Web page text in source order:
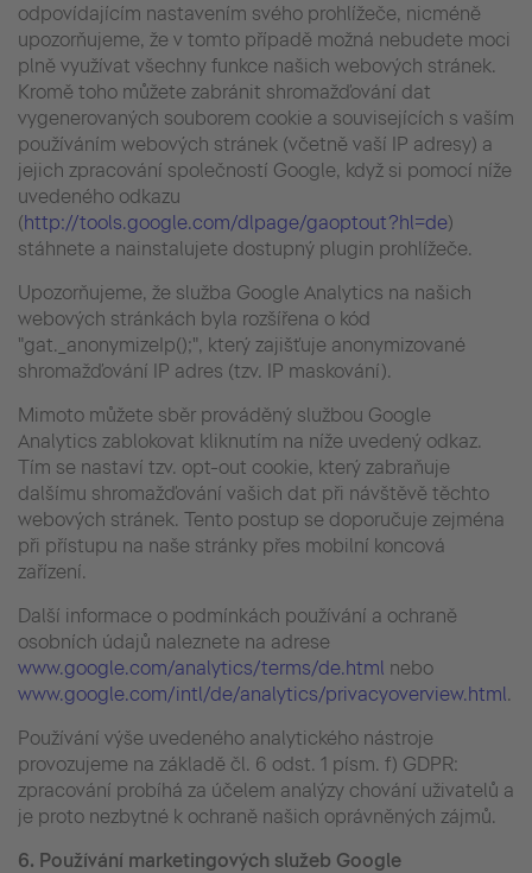
odpovídajícím nastavením svého prohlížeče, nicméně
upozorňujeme, že v tomto případě možná nebudete moci
plně využívat všechny funkce našich webových stránek.
Kromě toho můžete zabránit shromažďování dat
vygenerovaných souborem cookie a souvisejících s vaším
používáním webových stránek (včetně vaší IP adresy) a
jejich zpracování společností Google, když si pomocí níže
uvedeného odkazu
(http://tools.google.com/dlpage/gaoptout?hl=de)
stáhnete a nainstalujete dostupný plugin prohlížeče.
Upozorňujeme, že služba Google Analytics na našich
webových stránkách byla rozšířena o kód
"gat._anonymizeIp();", který zajišťuje anonymizované
shromažďování IP adres (tzv. IP maskování).
Mimoto můžete sběr prováděný službou Google
Analytics zablokovat kliknutím na níže uvedený odkaz.
Tím se nastaví tzv. opt-out cookie, který zabraňuje
dalšímu shromažďování vašich dat při návštěvě těchto
webových stránek. Tento postup se doporučuje zejména
při přístupu na naše stránky přes mobilní koncová
zařízení.
Další informace o podmínkách používání a ochraně
osobních údajů naleznete na adrese
www.google.com/analytics/terms/de.html nebo
www.google.com/intl/de/analytics/privacyoverview.html.
Používání výše uvedeného analytického nástroje
provozujeme na základě čl. 6 odst. 1 písm. f) GDPR:
zpracování probíhá za účelem analýzy chování uživatelů a
je proto nezbytné k ochraně našich oprávněných zájmů.
6. Používání marketingových služeb Google